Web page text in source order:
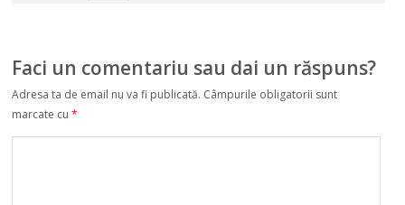
Faci un comentariu sau dai un răspuns?
Adresa ta de email nu va fi publicată. Câmpurile obligatorii sunt
marcate cu*